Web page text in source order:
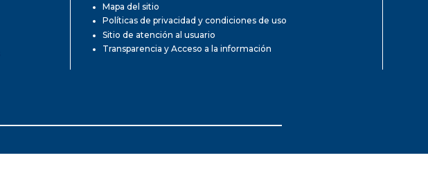
Mapa del sitio
Políticas de privacidad y condiciones de uso
Sitio de atención al usuario
Transparencia y Acceso a la información